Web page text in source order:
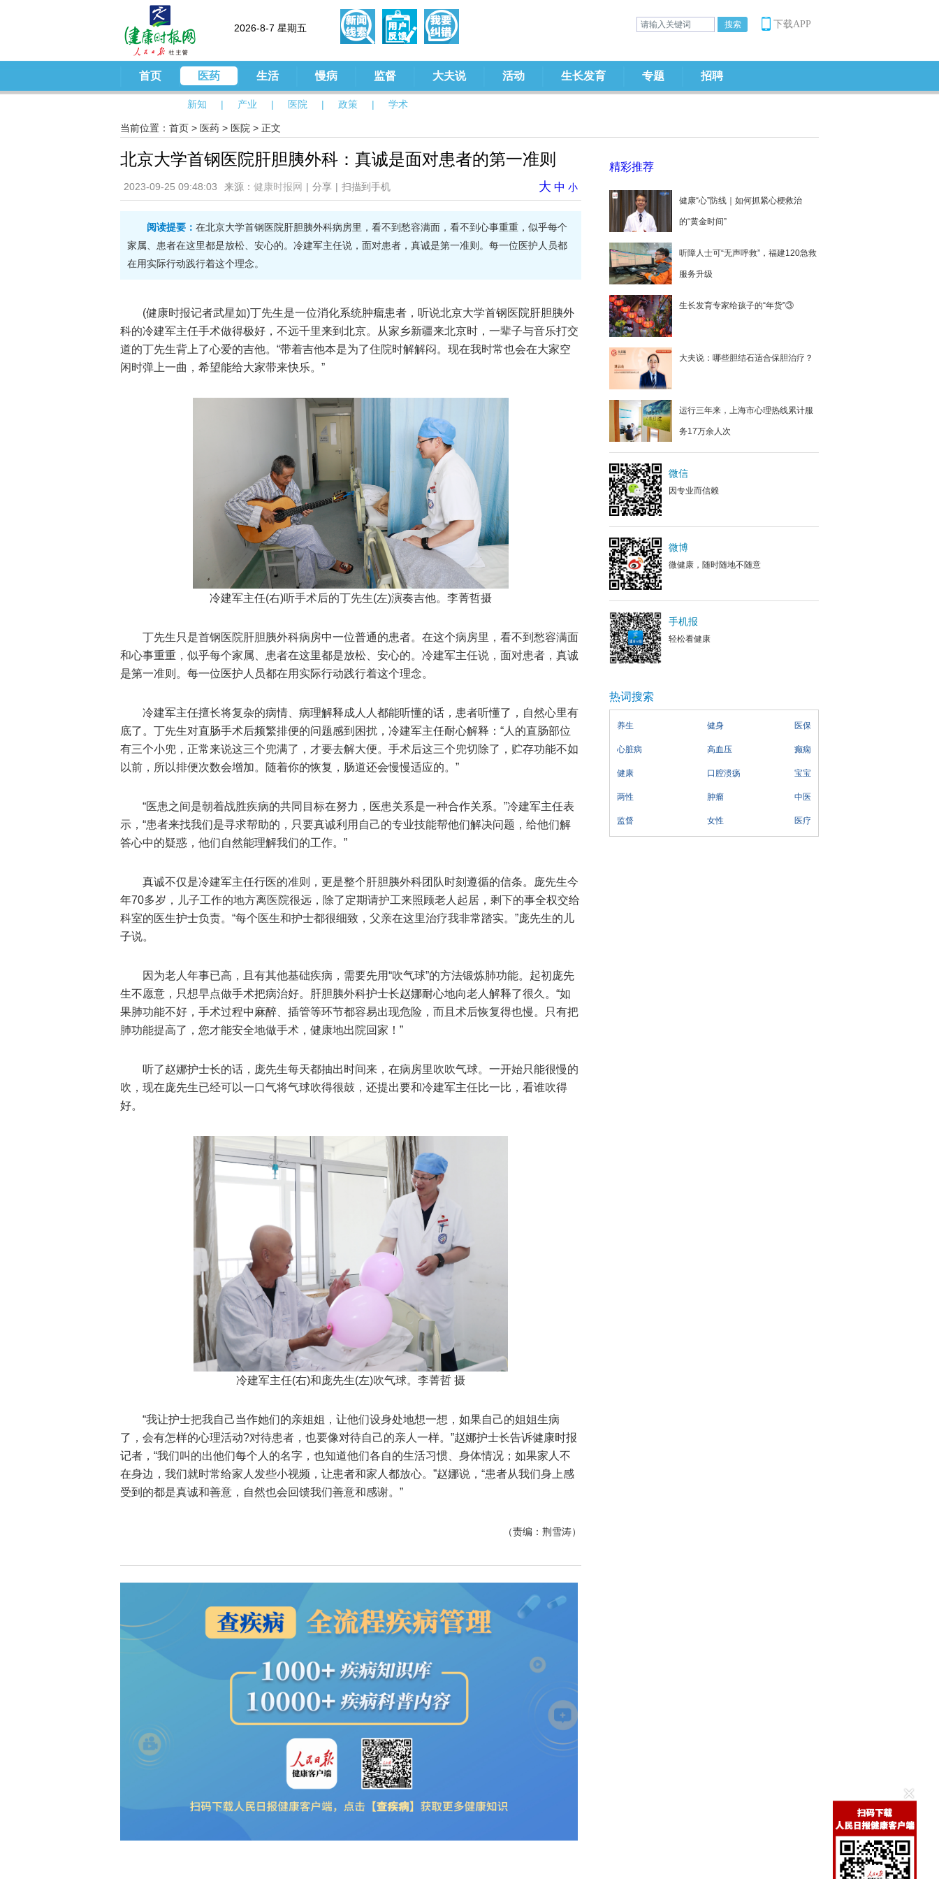
2026-8-7 星期五 下载APP
首页 医药
新知 | 产业 | 医院 | 政策 | 学术
生活 慢病 监督 大夫说 活动 生长发育 专题 招聘
当前位置： 首页 > 医药 > 医院 > 正文
北京大学首钢医院肝胆胰外科：真诚是面对患者的第一准则
2023-09-25 09:48:03 来源： 健康时报网 | 分享 | 扫描到手机 大 中 小
阅读提要： 在北京大学首钢医院肝胆胰外科病房里，看不到愁容满面，看不到心事重重，似乎每个
家属、患者在这里都是放松、安心的。冷建军主任说，面对患者，真诚是第一准则。每一位医护人员都
在用实际行动践行着这个理念。
(健康时报记者武星如)丁先生是一位消化系统肿瘤患者，听说北京大学首钢医院肝胆胰外
科的冷建军主任手术做得极好，不远千里来到北京。从家乡新疆来北京时，一辈子与音乐打交
道的丁先生背上了心爱的吉他。“带着吉他本是为了住院时解解闷。现在我时常也会在大家空
闲时弹上一曲，希望能给大家带来快乐。”
冷建军主任(右)听手术后的丁先生(左)演奏吉他。李菁哲摄
丁先生只是首钢医院肝胆胰外科病房中一位普通的患者。在这个病房里，看不到愁容满面
和心事重重，似乎每个家属、患者在这里都是放松、安心的。冷建军主任说，面对患者，真诚
是第一准则。每一位医护人员都在用实际行动践行着这个理念。
冷建军主任擅长将复杂的病情、病理解释成人人都能听懂的话，患者听懂了，自然心里有
底了。丁先生对直肠手术后频繁排便的问题感到困扰，冷建军主任耐心解释：“人的直肠部位
有三个小兜，正常来说这三个兜满了，才要去解大便。手术后这三个兜切除了，贮存功能不如
以前，所以排便次数会增加。随着你的恢复，肠道还会慢慢适应的。”
“医患之间是朝着战胜疾病的共同目标在努力，医患关系是一种合作关系。”冷建军主任表
示，“患者来找我们是寻求帮助的，只要真诚利用自己的专业技能帮他们解决问题，给他们解
答心中的疑惑，他们自然能理解我们的工作。”
真诚不仅是冷建军主任行医的准则，更是整个肝胆胰外科团队时刻遵循的信条。庞先生今
年70多岁，儿子工作的地方离医院很远，除了定期请护工来照顾老人起居，剩下的事全权交给
科室的医生护士负责。“每个医生和护士都很细致，父亲在这里治疗我非常踏实。”庞先生的儿
子说。
因为老人年事已高，且有其他基础疾病，需要先用“吹气球”的方法锻炼肺功能。起初庞先
生不愿意，只想早点做手术把病治好。肝胆胰外科护士长赵娜耐心地向老人解释了很久。“如
果肺功能不好，手术过程中麻醉、插管等环节都容易出现危险，而且术后恢复得也慢。只有把
肺功能提高了，您才能安全地做手术，健康地出院回家！”
听了赵娜护士长的话，庞先生每天都抽出时间来，在病房里吹吹气球。一开始只能很慢的
吹，现在庞先生已经可以一口气将气球吹得很鼓，还提出要和冷建军主任比一比，看谁吹得
好。
冷建军主任(右)和庞先生(左)吹气球。李菁哲 摄
“我让护士把我自己当作她们的亲姐姐，让他们设身处地想一想，如果自己的姐姐生病
了，会有怎样的心理活动?对待患者，也要像对待自己的亲人一样。”赵娜护士长告诉健康时报
记者，“我们叫的出他们每个人的名字，也知道他们各自的生活习惯、身体情况；如果家人不
在身边，我们就时常给家人发些小视频，让患者和家人都放心。”赵娜说，“患者从我们身上感
受到的都是真诚和善意，自然也会回馈我们善意和感谢。”
（责编：荆雪涛）
精彩推荐
健康“心”防线｜如何抓紧心梗救治
的“黄金时间”
听障人士可“无声呼救”，福建120急救
服务升级
生长发育专家给孩子的“年货”③
大夫说：哪些胆结石适合保胆治疗？
运行三年来，上海市心理热线累计服
务17万余人次
微信
因专业而信赖
微博
微健康，随时随地不随意
手机报
轻松看健康
热词搜索
养生 健身 医保
心脏病 高血压 癫痫
健康 口腔溃疡 宝宝
两性 肿瘤 中医
监督 女性 医疗